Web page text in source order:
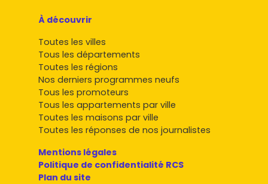
À découvrir
Toutes les villes
Tous les départements
Toutes les régions
Nos derniers programmes neufs
Tous les promoteurs
Tous les appartements par ville
Toutes les maisons par ville
Toutes les réponses de nos journalistes
Mentions légales
Politique de confidentialité RCS
Plan du site